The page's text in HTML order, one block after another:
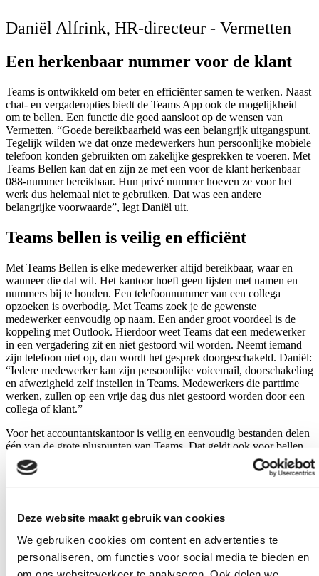
Deze website maakt gebruik van cookies
We gebruiken cookies om content en advertenties te
personaliseren, om functies voor social media te bieden en
Daniël Alfrink, HR-directeur - Vermetten
Een herkenbaar nummer voor de klant
Teams is ontwikkeld om beter en efficiënter samen te werken. Naast
chat- en vergaderopties biedt de Teams App ook de mogelijkheid
om te bellen. Een functie die goed aansloot op de wensen van
Vermetten. “Goede bereikbaarheid was een belangrijk uitgangspunt.
Tegelijk wilden we dat onze medewerkers hun persoonlijke mobiele
telefoon konden gebruikten om zakelijke gesprekken te voeren. Met
Teams Bellen kan dat en zijn ze met een voor de klant herkenbaar
088-nummer bereikbaar. Hun privé nummer hoeven ze voor het
werk dus helemaal niet te gebruiken. Dat was een andere
belangrijke voorwaarde”, legt Daniël uit.
Teams bellen is veilig en efficiënt
Met Teams Bellen is elke medewerker altijd bereikbaar, waar en
wanneer die dat wil. Het kantoor hoeft geen lijsten met namen en
nummers bij te houden. Een telefoonnummer van een collega
opzoeken is overbodig. Met Teams zoek je de gewenste
medewerker eenvoudig op naam. Een ander groot voordeel is de
koppeling met Outlook. Hierdoor weet Teams dat een medewerker
in een vergadering zit en niet gestoord wil worden. Neemt iemand
zijn telefoon niet op, dan wordt het gesprek doorgeschakeld. Daniël:
“Iedere medewerker kan zijn persoonlijke voicemail, doorschakeling
en afwezigheid zelf instellen in Teams. Medewerkers die parttime
werken, zullen op een vrije dag dus niet gestoord worden door een
collega of klant.”
Voor het accountantskantoor is veilig en eenvoudig bestanden delen
één van de grote pluspunten van Teams. Dat geldt ook voor bellen
via de app. Mobile Application Management stelt Vermetten in staat
om gevoelige kantoordata in zakelijke apps als bijvoorbeeld
Outlook, OneDrive en SharePoint te monitoren. Alle zakelijke data
wordt met behulp van beleid in Microsoft365 op de mobiele
telefoon veilig afgeschermd van alle persoonlijke apps en data die
op de mobiele telefoon staan. Gaat een medewerker uit dienst dan
wordt de Microsoft-licentie opgezegd en wissen we automatisch alle
zakelijke data van het toestel. Zo blijft de klantdata goed
beschermd.